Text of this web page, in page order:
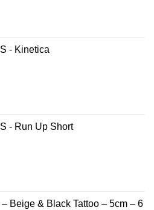
- Kinetica
- Run Up Short
Beige & Black Tattoo – 5cm – 6